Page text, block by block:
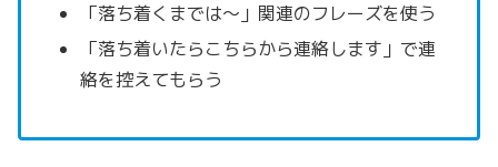
「落ち着くまでは～」関連のフレーズを使う
「落ち着いたらこちらから連絡します」で連
絡を控えてもらう